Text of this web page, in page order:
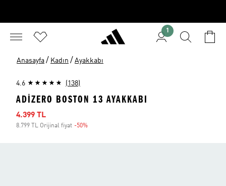
1
Anasayfa / Kadın / Ayakkabı
4.6 (138)
ADIZERO BOSTON 13 AYAKKABI
İndirimli fiyat
4.399 TL
8.799 TL Orijinal fiyat -50%